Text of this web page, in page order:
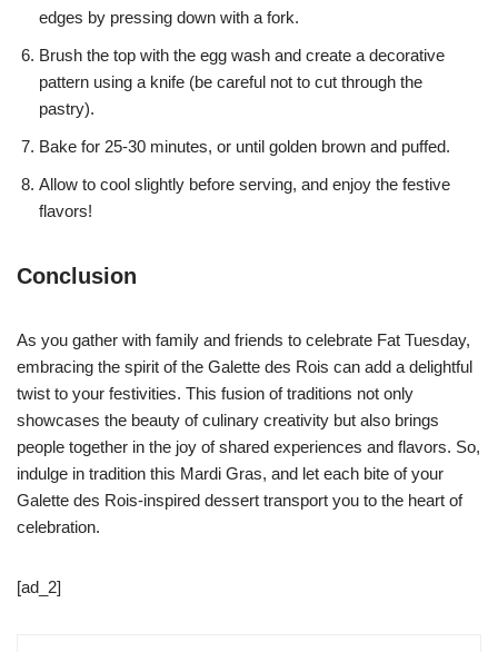
edges by pressing down with a fork.
Brush the top with the egg wash and create a decorative
pattern using a knife (be careful not to cut through the
pastry).
Bake for 25-30 minutes, or until golden brown and puffed.
Allow to cool slightly before serving, and enjoy the festive
flavors!
Conclusion
As you gather with family and friends to celebrate Fat Tuesday,
embracing the spirit of the Galette des Rois can add a delightful
twist to your festivities. This fusion of traditions not only
showcases the beauty of culinary creativity but also brings
people together in the joy of shared experiences and flavors. So,
indulge in tradition this Mardi Gras, and let each bite of your
Galette des Rois-inspired dessert transport you to the heart of
celebration.
[ad_2]